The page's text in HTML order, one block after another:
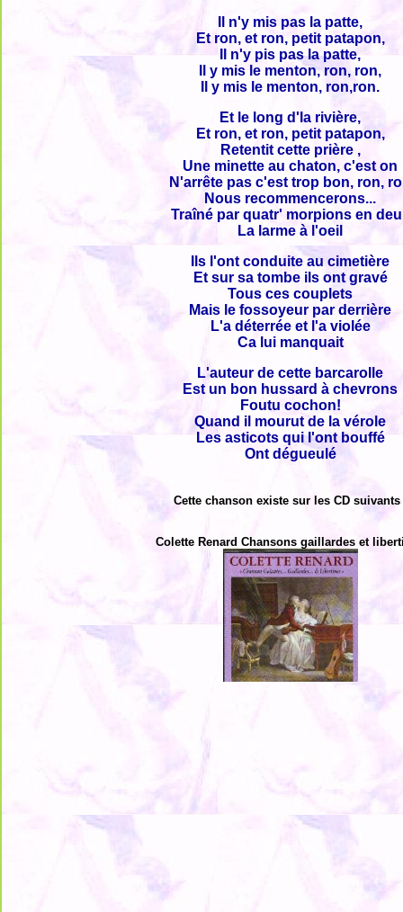
Il n'y mis pas la patte,
Et ron, et ron, petit patapon,
Il n'y pis pas la patte,
Il y mis le menton, ron, ron,
Il y mis le menton, ron,ron.
Et le long d'la rivière,
Et ron, et ron, petit patapon,
Retentit cette prière ,
Une minette au chaton, c'est on
N'arrête pas c'est trop bon, ron,
Nous recommencerons...
Traîné par quatr' morpions en
La larme à l'oeil
Ils l'ont conduite au cimetière
Et sur sa tombe ils ont gravé
Tous ces couplets
Mais le fossoyeur par derrière
L'a déterrée et l'a violée
Ca lui manquait
L'auteur de cette barcarolle
Est un bon hussard à chevrons
Foutu cochon!
Quand il mourut de la vérole
Les asticots qui l'ont bouffé
Ont dégueulé
Cette chanson existe sur les CD suivants
Colette Renard Chansons gaillardes et